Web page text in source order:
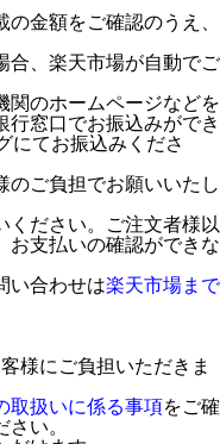
金額をご確認のうえ、
合、楽天市場が自動でご
関のホームページなどを
行窓口でお振込みができ
にてお振込みくださ
のご負担でお願いいたし
ださい。ご注文者様以
お支払いの確認ができな
い合わせは楽天市場まで
様にご負担いただきま
取扱いに係る事項をご確
い。